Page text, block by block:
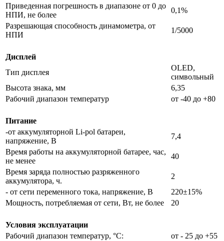
Приведенная погрешность в диапазоне от 0 до
НПИ, не более
0,1%
Разрешающая способность динамометра, от
НПИ
1/5000
Дисплей
Тип дисплея
OLED,
символьный
Высота знака, мм
6,35
Рабочий диапазон температур
от -40 до +80
Питание
-от аккумуляторной Li-pol батареи,
напряжение, В
7,4
Время работы на аккумуляторной батарее, час,
не менее
40
Время заряда полностью разряженного
аккумулятора, ч.
2
- от сети переменного тока, напряжение, В
220±15%
Мощность, потребляемая от сети, Вт, не более
20
Условия эксплуатации
Рабочий диапазон температур, °С:
от - 25 до +55